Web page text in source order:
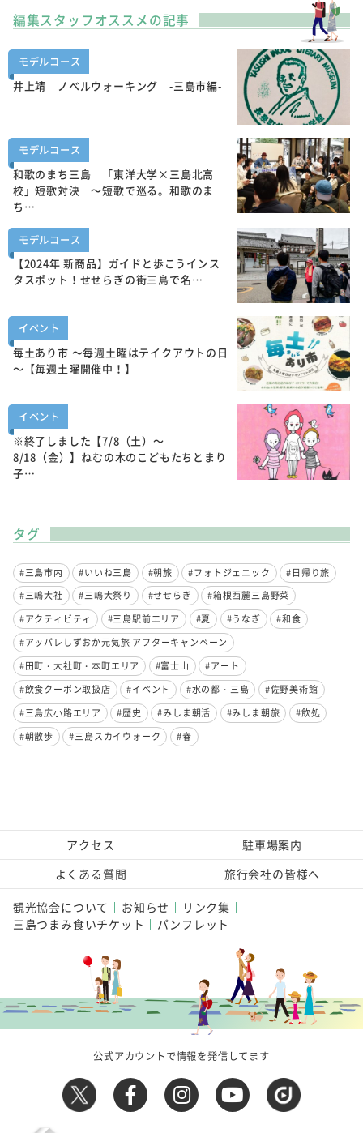
編集スタッフオススメの記事
モデルコース
井上靖 ノベルウォーキング -三島市編-
モデルコース
和歌のまち三島 「東洋大学×三島北高
校」短歌対決 ～短歌で巡る。和歌のま
ち…
モデルコース
【2024年 新商品】ガイドと歩こうインス
タスポット！せせらぎの街三島で名…
イベント
毎土あり市 ～毎週土曜はテイクアウトの日
～【毎週土曜開催中！】
イベント
※終了しました【7/8（土）～
8/18（金）】ねむの木のこどもたちとまり
子…
タグ
#三島市内 #いいね三島 #朝旅 #フォトジェニック
#日帰り旅
#三嶋大社
#三嶋大祭り #せせらぎ
#箱根西麓三島野菜
#アクティビティ
#三島駅前エリア #夏 #うなぎ
#和食
#アッパレしずおか元気旅 アフターキャンペーン
#田町・大社町・本町エリア
#富士山
#アート
#飲食クーポン取扱店
#イベント #水の都・三島
#佐野美術館
#三島広小路エリア
#歴史 #みしま朝活 #みしま朝旅
#飲処
#朝散歩
#三島スカイウォーク #春
アクセス
駐車場案内
よくある質問
旅行会社の皆様へ
観光協会について お知らせ
リンク集
三島つまみ食いチケット
パンフレット
公式アカウントで情報を発信してます